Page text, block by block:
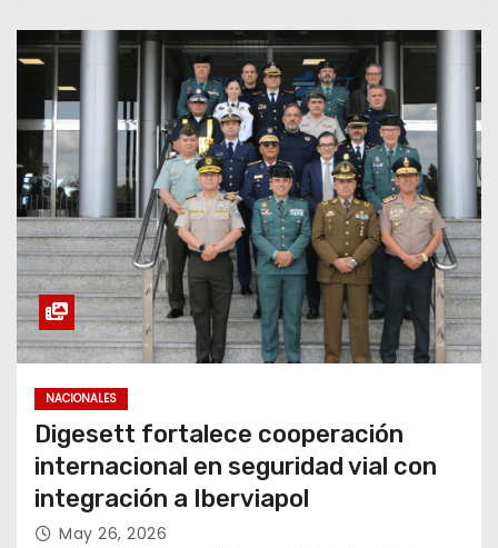
NACIONALES
Digesett fortalece cooperación
internacional en seguridad vial con
integración a Iberviapol
May 26, 2026